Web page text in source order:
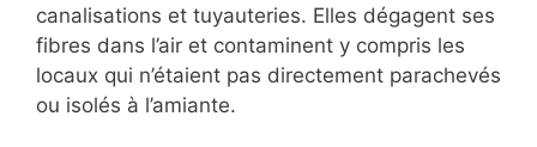
canalisations et tuyauteries. Elles dégagent ses
fibres dans l’air et contaminent y compris les
locaux qui n’étaient pas directement parachevés
ou isolés à l’amiante.